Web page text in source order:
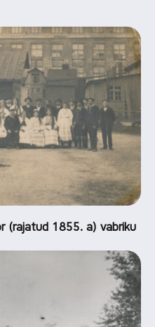
(rajatud 1855. a) vabriku